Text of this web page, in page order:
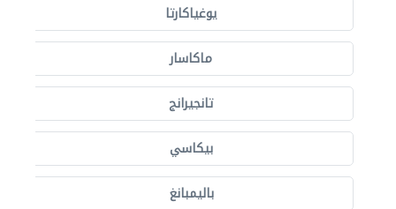
يوغياكارتا
ماكاسار
تانجيرانج
بيكاسي
باليمبانغ